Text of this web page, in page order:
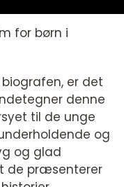
for børn i
er det
denne
til de unge
og
og glad
de præsenterer